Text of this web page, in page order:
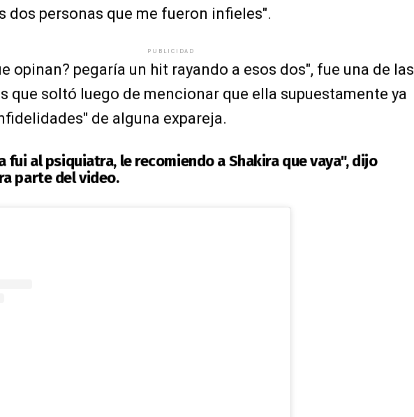
dos personas que me fueron infieles".
PUBLICIDAD
opinan? pegaría un hit rayando a esos dos", fue una de las
que soltó luego de mencionar que ella supuestamente ya
de alguna expareja.
fui al psiquiatra, le recomiendo a Shakira que vaya", dijo
parte del video.